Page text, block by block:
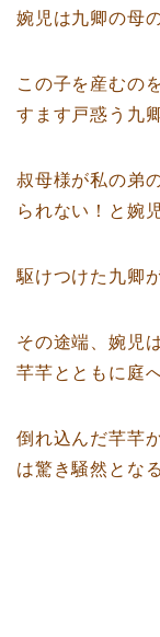
婉児は九卿の母
この子を産むの
すます戸惑う九
叔母様が私の弟
られない！と婉
駆けつけた九卿
その途端、婉児
芊芊とともに庭
倒れ込んだ芊芊
は驚き騒然とな